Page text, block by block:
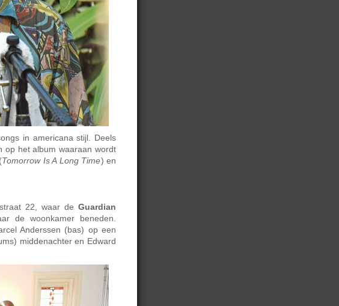
in americana stijl. Deels
op het album waaraan wordt
Tomorrow Is A Long Time) en
22, waar de Guardian
de woonkamer beneden.
Anderssen (bas) op een
middenachter en Edward